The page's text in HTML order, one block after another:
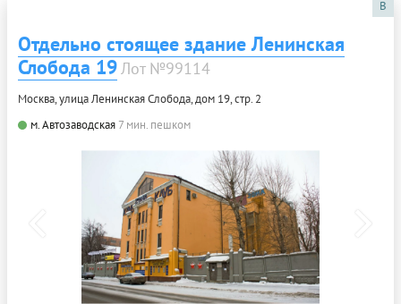
B
Отдельно стоящее здание Ленинская
Слобода 19Лот №99114
Москва, улица Ленинская Слобода, дом 19, стр. 2
м. Автозаводская 7 мин. пешком